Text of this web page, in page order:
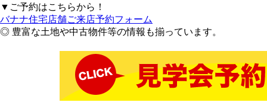
▼ご予約はこちらから！
バナナ住宅店舗ご来店予約フォーム
◎ 豊富な土地や中古物件等の情報も揃っています。